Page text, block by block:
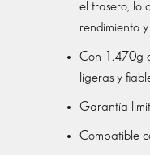
el trasero, lo
rendimiento
Con 1.470g
ligeras y
Garantía
Compatible